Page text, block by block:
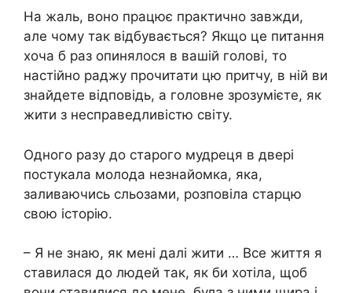
На жаль, воно працює практично завжди,
але чому так відбувається? Якщо це питання
хоча б раз опинялося в вашій голові, то
настійно раджу прочитати цю притчу, в ній ви
знайдете відповідь, а головне зрозумієте, як
жити з несправедливістю світу.
Одного разу до старого мудреця в двері
постукала молода незнайомка, яка,
заливаючись сльозами, розповіла старцю
свою історію.
– Я не знаю, як мені далі жити … Все життя я
ставилася до людей так, як би хотіла, щоб